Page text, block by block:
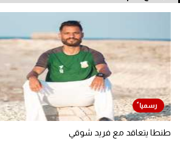
طنطا يتعاقد مع فريد شوقي